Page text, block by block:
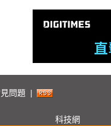
問題
科技網